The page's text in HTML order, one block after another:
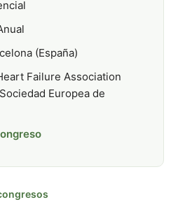
(España)
Failure Association
Europea de